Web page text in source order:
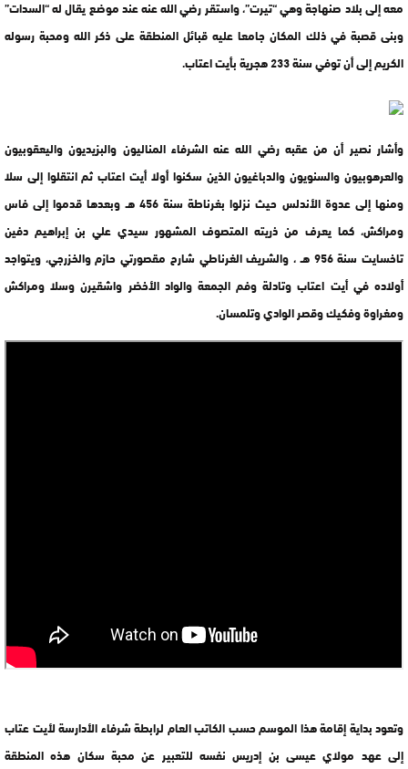
معه إلى بلاد صنهاجة وهي “تيرت”، واستقر رضي الله عنه عند موضع يقال له “السدات”
وبنى قصبة في ذلك المكان جامعا عليه قبائل المنطقة على ذكر الله ومحبة رسوله
الكريم إلى أن توفي سنة 233 هجرية بأيت اعتاب.
وأشار نصير أن من عقبه رضي الله عنه الشرفاء المناليون والبزيديون واليعقوبيون
والعرهوبيون والسنويون والدباغيون الذين سكنوا أولا أيت اعتاب ثم انتقلوا إلى سلا
ومنها إلى عدوة الأندلس حيث نزلوا بغرناطة سنة 456 هـ وبعدها قدموا إلى فاس
ومراكش، كما يعرف من ذريته المتصوف المشهور سيدي علي بن إبراهيم دفين
تاخسايت سنة 956 هـ ، والشريف الغرناطي شارح مقصورتي حازم والخزرجي، ويتواجد
أولاده في أيت اعتاب وتادلة وفم الجمعة والواد الأخضر واشقيرن وسلا ومراكش
ومغراوة وفكيك وقصر الوادي وتلمسان.
وتعود بداية إقامة هذا الموسم حسب الكاتب العام لرابطة شرفاء الأدارسة لأيت عتاب
إلى عهد مولاي عيسى بن إدريس نفسه للتعبير عن محبة سكان هذه المنطقة